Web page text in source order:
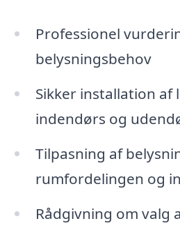
Professionel
belysningsbehov
Sikker installation af
indendørs og
Tilpasning af
rumfordelingen og
Rådgivning om valg